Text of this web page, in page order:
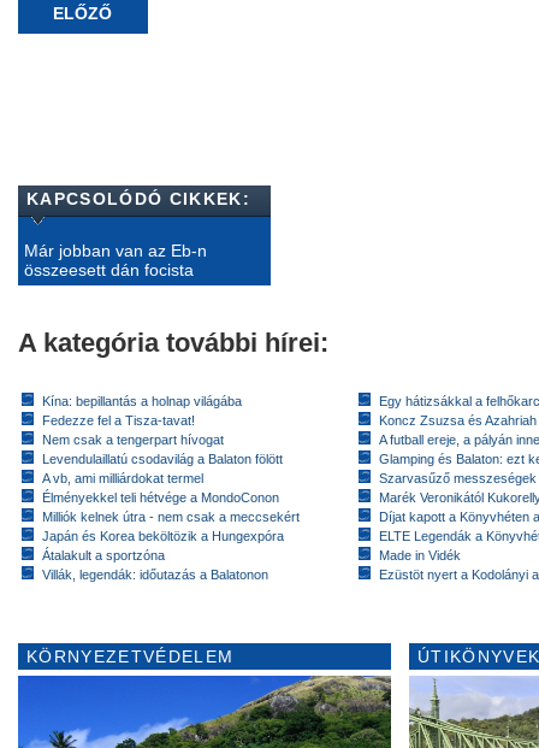
ELŐZŐ
KAPCSOLÓDÓ CIKKEK:
Már jobban van az Eb-n
összeesett dán focista
A kategória további hírei:
Kína: bepillantás a holnap világába
Fedezze fel a Tisza-tavat!
Nem csak a tengerpart hívogat
Levendulaillatú csodavilág a Balaton fölött
A vb, ami milliárdokat termel
Élményekkel teli hétvége a MondoConon
Milliók kelnek útra - nem csak a meccsekért
Japán és Korea beköltözik a Hungexpóra
Átalakult a sportzóna
Villák, legendák: időutazás a Balatonon
Egy hátizsákkal a
Koncz Zsuzsa és
A futball ereje, a pályán
Glamping és Balaton: ezt
Szarvasűző messzeségek
Marék Veronikától
Díjat kapott a Könyvhéten
ELTE Legendák a
Made in Vidék
Ezüstöt nyert a Kodolányi
KÖRNYEZETVÉDELEM